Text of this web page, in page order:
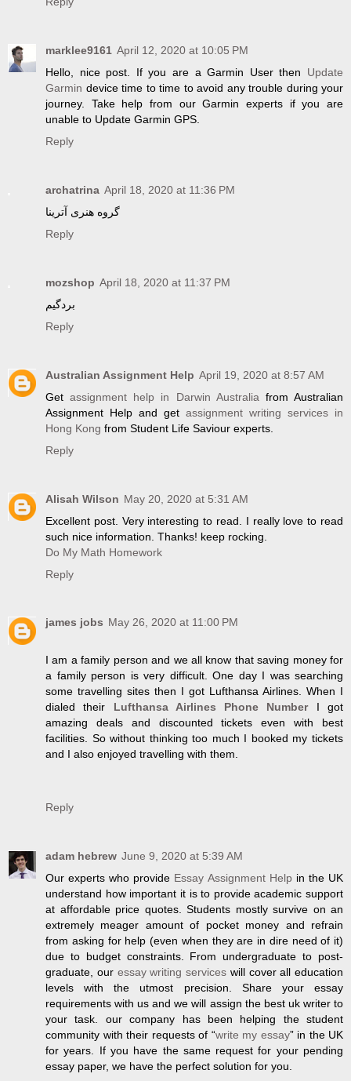
marklee9161 April 12, 2020 at 10:05 PM
Hello, nice post. If you are a Garmin User then Update
Garmin device time to time to avoid any trouble during your
journey. Take help from our Garmin experts if you are
unable to Update Garmin GPS.
Reply
archatrina April 18, 2020 at 11:36 PM
گروه هنری آترینا
Reply
mozshop April 18, 2020 at 11:37 PM
بردگیم
Reply
Australian Assignment Help April 19, 2020 at 8:57 AM
Getassignment help in Darwin Australia from Australian
Assignment Help and get assignment writing services in
Hong Kong from Student Life Saviour experts.
Reply
Alisah Wilson May 20, 2020 at 5:31 AM
Excellent post. Very interesting to read. I really love to read
such nice information. Thanks! keep rocking.
Do My Math Homework
Reply
james jobs May 26, 2020 at 11:00 PM
I am a family person and we all know that saving money for
a family person is very difficult. One day I was searching
some travelling sites then I got Lufthansa Airlines. When I
dialed their Lufthansa Airlines Phone NumberI got
amazing deals and discounted tickets even with best
facilities. So without thinking too much I booked my tickets
and I also enjoyed travelling with them.
Reply
adam hebrew June 9, 2020 at 5:39 AM
Our experts who provide Essay Assignment Helpin the UK
understand how important it is to provide academic support
at affordable price quotes. Students mostly survive on an
extremely meager amount of pocket money and refrain
from asking for help (even when they are in dire need of it)
due to budget constraints. From undergraduate to post-
graduate, our essay writing services will cover all education
levels with the utmost precision. Share your essay
requirements with us and we will assign the best uk writer to
your task. our company has been helping the student
community with their requests of “write my essay” in the UK
for years. If you have the same request for your pending
essay paper, we have the perfect solution for you.